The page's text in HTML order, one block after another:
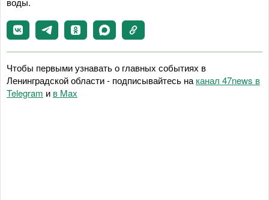
Чтобы первыми узнавать о главных событиях в
Ленинградской области - подписывайтесь на канал 47news в
Telegram и в Maх